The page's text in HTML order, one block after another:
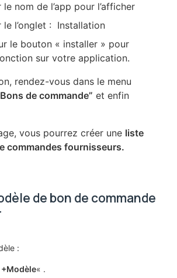
nom de l’app pour l’afficher
le l’onglet : Installation
le bouton « installer » pour
sur votre application.
rendez-vous dans le menu
de commande” et enfin
vous pourrez créer une liste
commandes fournisseurs.
de bon de commande
:
+Modèle« .